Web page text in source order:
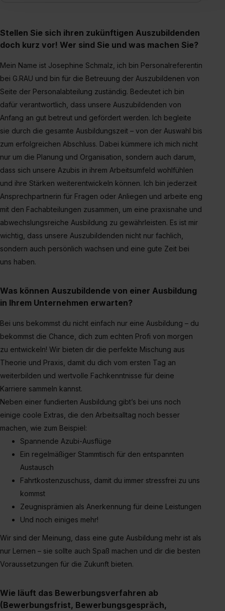
Dienste, ggfs. mit Sitz in den USA, übermittelt werden.
Eine Erlaubnis hierfür kannst du auch später noch im
Einzelfall bei dem jeweiligen Inhalt erteilen. Willst du nur
Auswahl über die Checkboxen und klick auf „Auswahl
erlauben“. Die Einwilligung zur Platzierung von Cookies
der Kategorien „Präferenzen“, „Statistiken“ und „Social
Media und Marketing“ umfasst hierbei die Einwilligung
zur Übermittlung deiner Daten in die USA (Art. 49 Abs. 1
S. 1 lit. a) DS-GVO). Die USA verfügen über kein
angemessenes Datenschutzniveau (EuGH – Schrems
II). Du kannst die von dir erteilte Einwilligung jederzeit mit
Wirkung für die Zukunft ganz oder teilweise über unsere
Datenschutzerklärung unter dem Punkt „Datenschutz-
Einstellungen“ widerrufen. Weitere Informationen zu den
einzelnen Cookies findest du durch Klick auf „Details
Impressum
Stellen Sie sich ihren zukünftigen Auszubildenden
doch kurz vor! Wer sind Sie und was machen Sie?
Mein Name ist Josephine Schmalz, ich bin Personalreferentin
bei G.RAU und bin für die Betreuung der Auszubildenen von
Seite der Personalabteilung zuständig. Bedeutet ich bin
dafür verantwortlich, dass unsere Auszubildenden von
Anfang an gut betreut und gefördert werden. Ich begleite
sie durch die gesamte Ausbildungszeit – von der Auswahl bis
zum erfolgreichen Abschluss. Dabei kümmere ich mich nicht
nur um die Planung und Organisation, sondern auch darum,
dass sich unsere Azubis in ihrem Arbeitsumfeld wohlfühlen
und ihre Stärken weiterentwickeln können. Ich bin jederzeit
Ansprechpartnerin für Fragen oder Anliegen und arbeite eng
mit den Fachabteilungen zusammen, um eine praxisnahe und
abwechslungsreiche Ausbildung zu gewährleisten. Es ist mir
wichtig, dass unsere Auszubildenden nicht nur fachlich,
sondern auch persönlich wachsen und eine gute Zeit bei
uns haben.
Was können Auszubildende von einer Ausbildung
in Ihrem Unternehmen erwarten?
Bei uns bekommst du nicht einfach nur eine Ausbildung – du
bekommst die Chance, dich zum echten Profi von morgen
zu entwickeln! Wir bieten dir die perfekte Mischung aus
Theorie und Praxis, damit du dich vom ersten Tag an
weiterbilden und wertvolle Fachkenntnisse für deine
Karriere sammeln kannst.
Neben einer fundierten Ausbildung gibt’s bei uns noch
einige coole Extras, die den Arbeitsalltag noch besser
machen, wie zum Beispiel:
Spannende Azubi-Ausflüge
Ein regelmäßiger Stammtisch für den entspannten
Austausch
Fahrtkostenzuschuss, damit du immer stressfrei zu uns
kommst
Zeugnisprämien als Anerkennung für deine Leistungen
Und noch einiges mehr!
Wir sind der Meinung, dass eine gute Ausbildung mehr ist als
nur Lernen – sie sollte auch Spaß machen und dir die besten
Voraussetzungen für die Zukunft bieten.
Wie läuft das Bewerbungsverfahren ab
(Bewerbungsfrist, Bewerbungsgespräch,